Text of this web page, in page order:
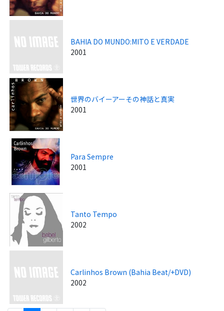
BAHIA DO MUNDO:MITO E VERDADE
2001
世界のバイーアーその神話と真実
2001
Para Sempre
2001
Tanto Tempo
2002
Carlinhos Brown (Bahia Beat/+DVD)
2002